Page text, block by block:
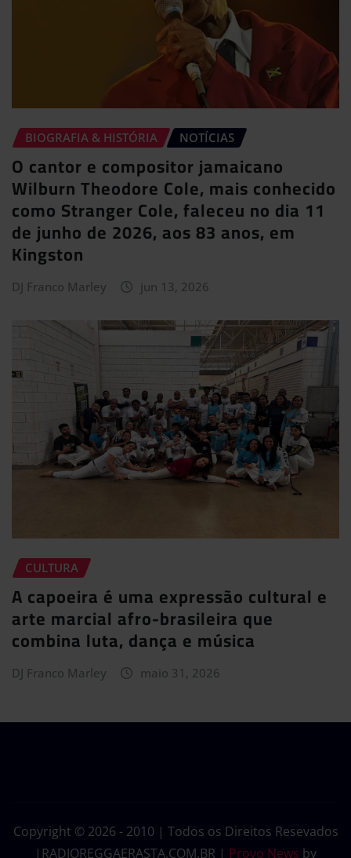
BIOGRAFIA & HISTÓRIA NOTÍCIAS
O cantor e compositor jamaicano
Wilburn Theodore Cole, mais conhecido
como Stranger Cole, faleceu no dia 11
de junho de 2026, aos 83 anos, em
Kingston
DJ Franco Marley jun 13, 2026
CULTURA
A capoeira é uma expressão cultural e
arte marcial afro-brasileira que
combina luta, dança e música
DJ Franco Marley maio 31, 2026
Copyright © 2026 - 2010 | Todos os Direitos Resevados
|RADIOREGGAERASTA.COM.BR | Provo News by